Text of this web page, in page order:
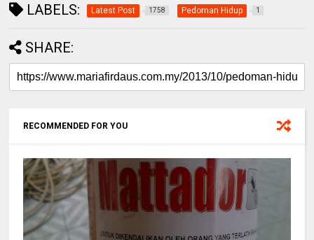
LABELS: Latest Post 1758 Pedoman Hidup 1
SHARE:
RECOMMENDED FOR YOU